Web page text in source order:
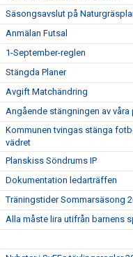
Säsongsavslut på
Anmälan Futsal
1-September-reglen
Stängda Planer
Avgift Matchändring
Angående stängningen av våra
Kommunen tvingas stänga
vädret
Planskiss Söndrums IP
Dokumentation ledarträffen
Träningstider Sommarsäsong
Alla måste lira utifrån barnens